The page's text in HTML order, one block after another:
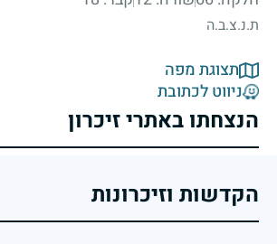
ת.נ.צ.ב.ה
תצוגת מפה
ניווט לכתובת
הנצחתו באתרי זיכרון
הקדשות וזיכרונות